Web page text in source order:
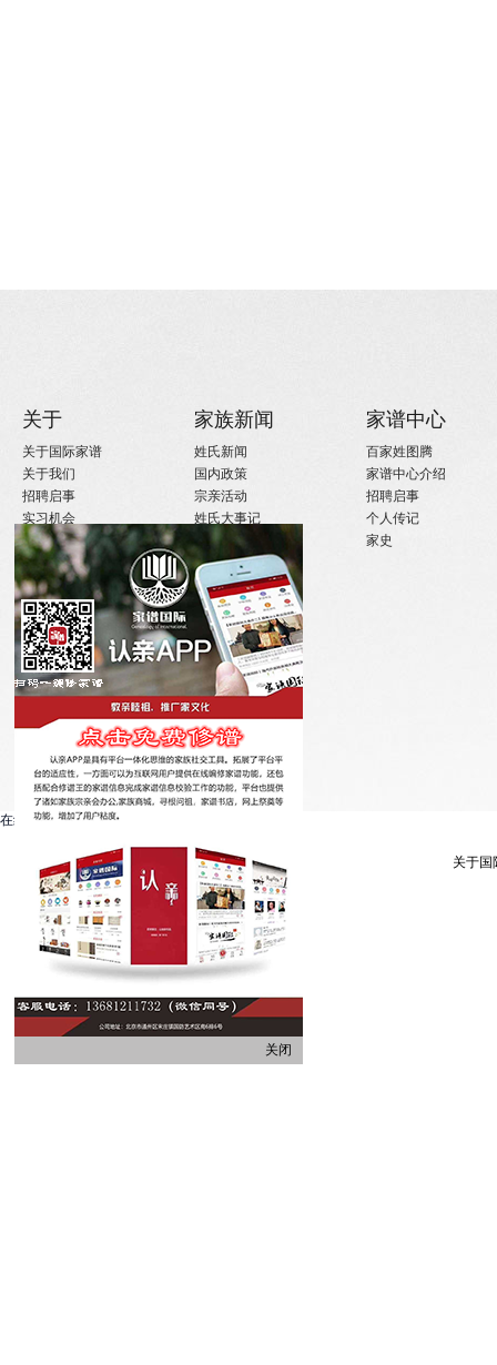
关于
关于国际家谱
关于我们
招聘启事
实习机会
微信订阅
家族新闻
姓氏新闻
国内政策
宗亲活动
姓氏大事记
寻亲咨询
家谱中心
百家姓图腾
家谱中心介绍
招聘启事
个人传记
家史
关于国
在线客服系统
关闭